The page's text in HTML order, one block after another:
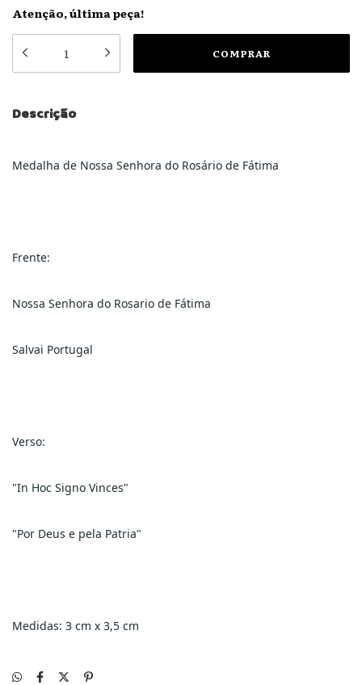
Atenção, última peça!
Descrição
Medalha de Nossa Senhora do Rosário de Fátima
Frente:
Nossa Senhora do Rosario de Fátima
Salvai Portugal
Verso:
"In Hoc Signo Vinces"
"Por Deus e pela Patria"
Medidas: 3 cm x 3,5 cm